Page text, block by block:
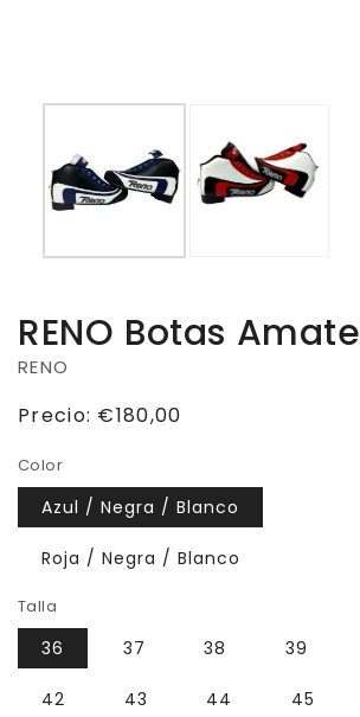
RENO Botas
RENO
Precio
Precio: €180,00
Color
Azul / Negra / Blanco
Roja / Negra / Blanco
Talla
36 37 38 39
42 43 44 45